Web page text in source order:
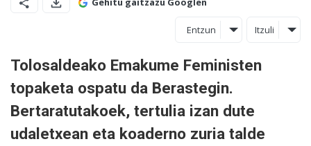
Entzun Itzuli
Tolosaldeako Emakume Feministen
topaketa ospatu da Berastegin.
Bertaratutakoek, tertulia izan dute
udaletxean eta koaderno zuria talde